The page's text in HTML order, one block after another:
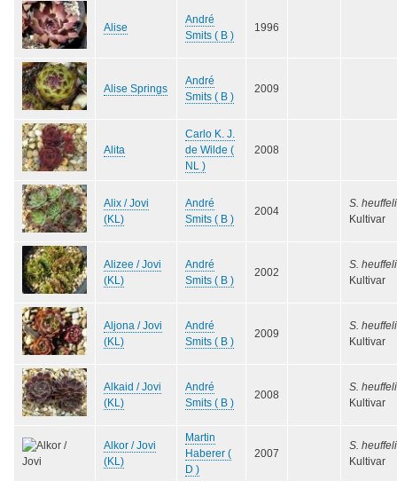
Alise
André
Smits ( B )
1996
Alise Springs
André
Smits ( B )
2009
Alita
Carlo K. J.
de Wilde (
NL )
2008
Alix / Jovi
(KL)
André
Smits ( B )
2004
S.
Kultivar
Alizee / Jovi
(KL)
André
Smits ( B )
2002
S.
Kultivar
Aljona / Jovi
(KL)
André
Smits ( B )
2009
S.
Kultivar
Alkaid / Jovi
(KL)
André
Smits ( B )
2008
S.
Kultivar
Alkor / Jovi
(KL)
Martin
Haberer (
D )
2007
S.
Kultivar